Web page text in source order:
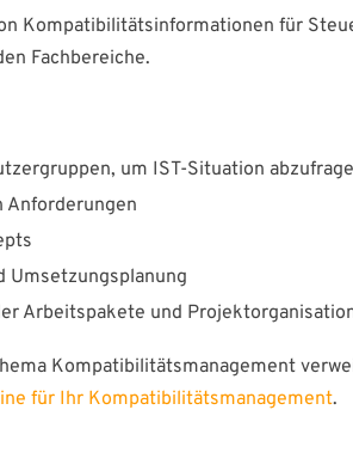
Kompatibilitätsinformationen für
Fachbereiche.
um IST-Situation
Anforderungen
Umsetzungsplanung
Arbeitspakete und
Kompatibilitätsmanagement
für Ihr Kompatibilitätsmanagement.
Seiten Links
Leistungen
Impulse